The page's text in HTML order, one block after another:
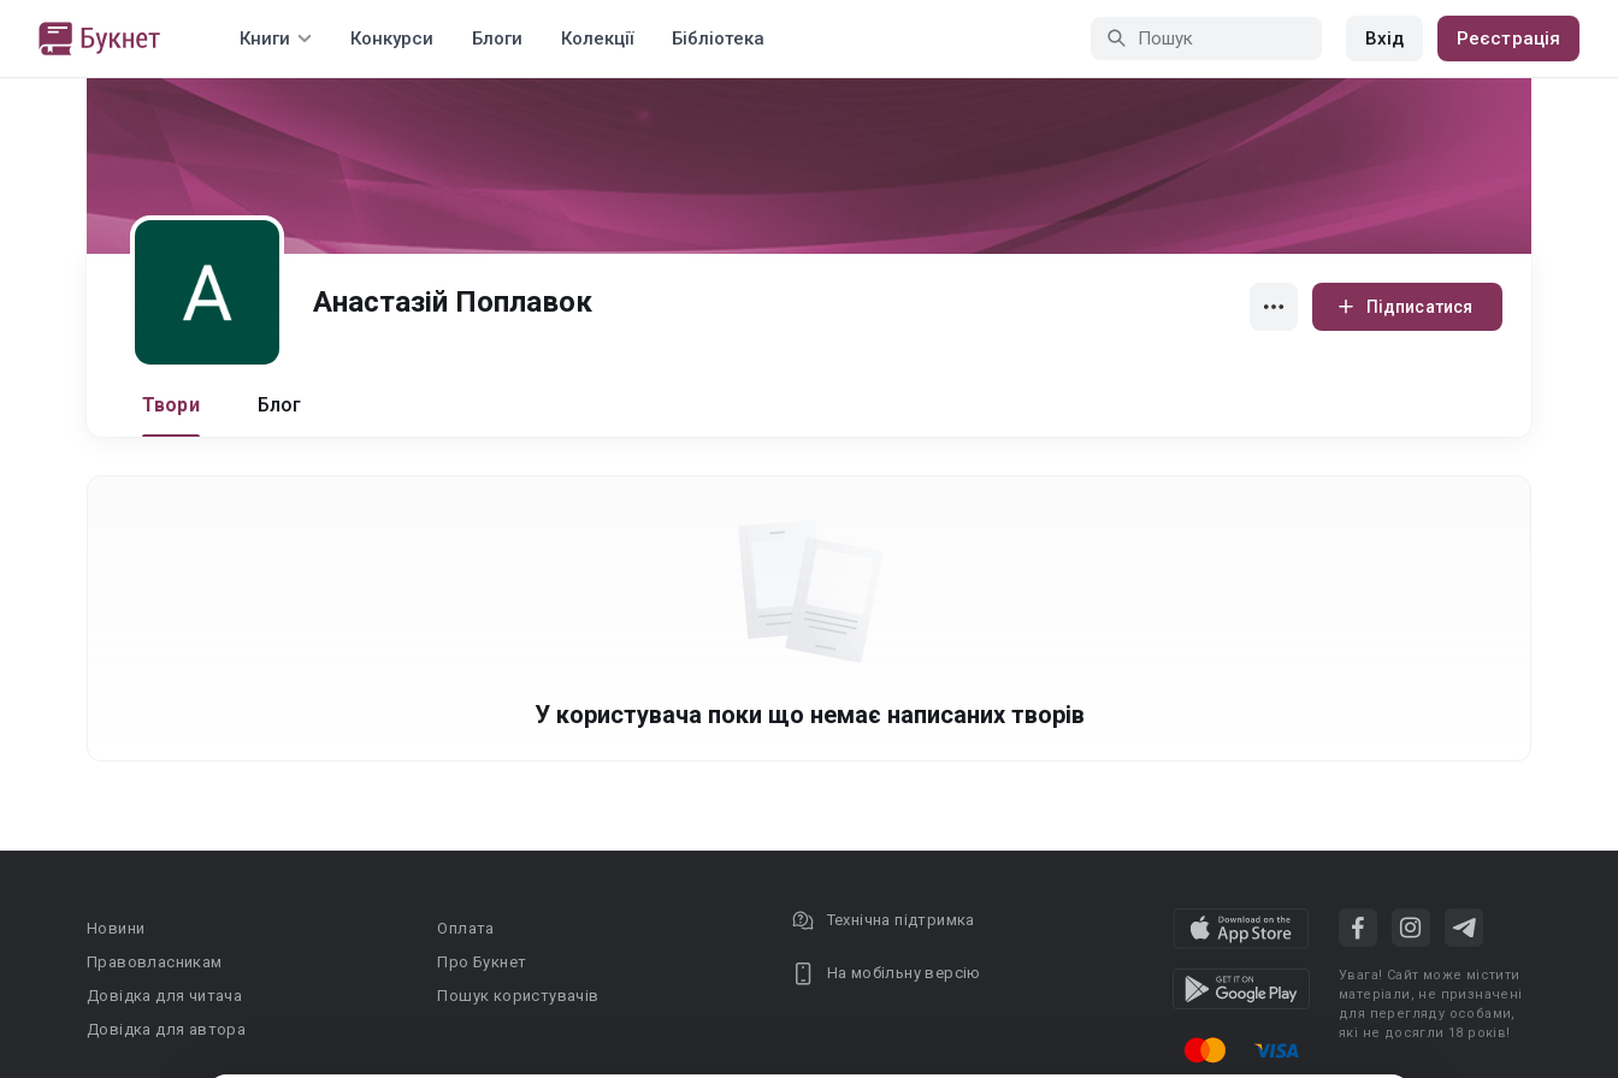
Книги Конкурси Блоги Колекції Бібліотека Вхід Реєстрація
Анастазій Поплавок Підписатися
Твори Блог
У користувача поки що немає написаних творів
Новини
Правовласникам
Довідка для читача
Довідка для автора
Оплата
Про Букнет
Пошук користувачів
Технічна підтримка
На мобільну версію
Увага! Сайт може містити
матеріали, не призначені
для перегляду особами,
які не досягли 18 років!